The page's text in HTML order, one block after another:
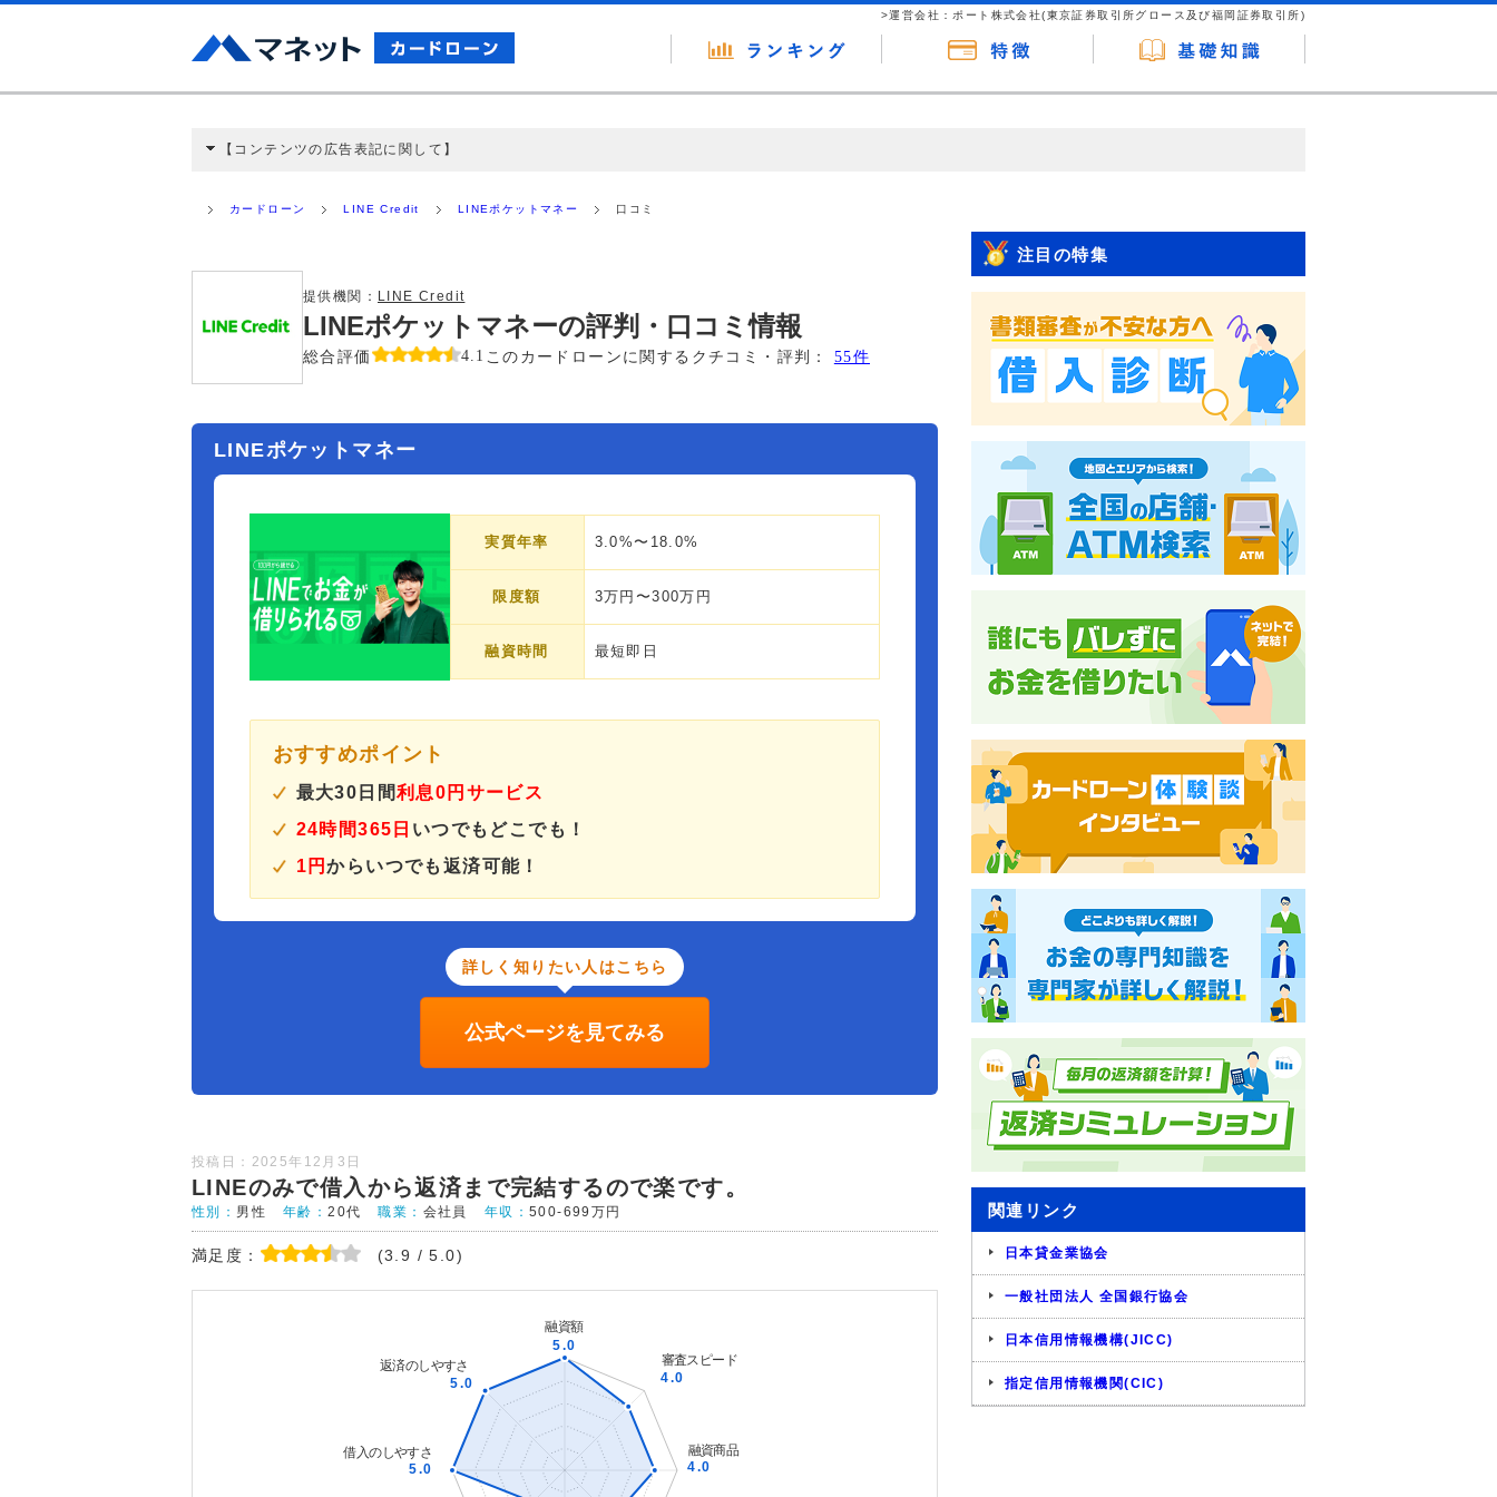
>運営会社：ポート株式会社(東京証券取引所グロース及び福岡証券取引所)
【コンテンツの広告表記に関して】
ミ収集などに基づき、公平性を担保した情報提供を行っています。
カードローン LINE Credit LINEポケットマネー 口コミ
提供機関： LINE Credit
LINEポケットマネーの評判・口コミ情報
総合評価 4.1 このカードローンに関するクチコミ・評判： 55件
LINEポケットマネー
実質年率 3.0%〜18.0%
限度額 3万円〜300万円
融資時間 最短即日
おすすめポイント
最大30日間利息0円サービス
24時間365日 いつでもどこでも！
1円からいつでも返済可能！
詳しく知りたい人はこちら
公式ページを見てみる
投稿日：2025年12月3日
LINEのみで借入から返済まで完結するので楽です。
性別： 男性 年齢：20代 職業： 会社員 年収：500-699万円
満足度： (3.9 / 5.0)
注目の特集
関連リンク
日本貸金業協会
一般社団法人 全国銀行協会
日本信用情報機構(JICC)
指定信用情報機関(CIC)